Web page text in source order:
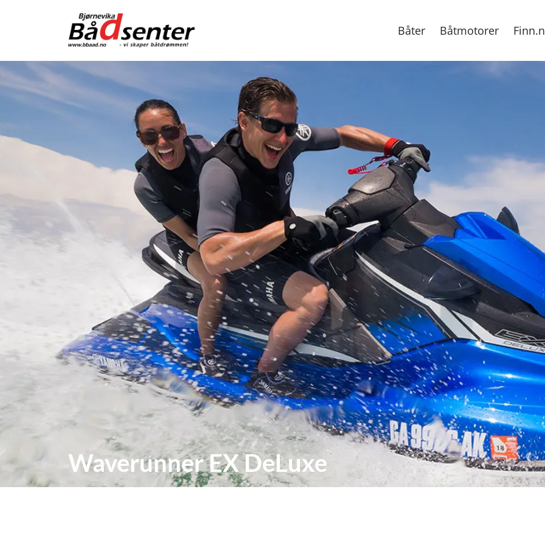
Båter Båtmotorer
Waverunner EX DeLuxe